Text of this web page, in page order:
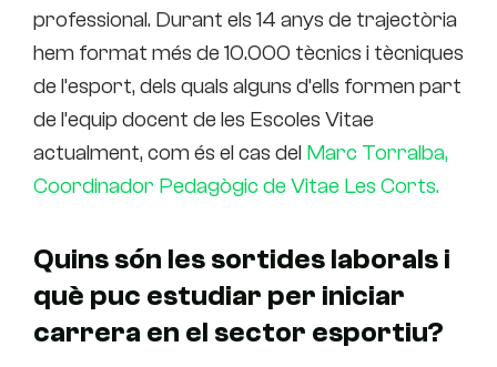
professional. Durant els 14 anys de trajectòria
hem format més de 10.000 tècnics i tècniques
de l’esport, dels quals alguns d’ells formen part
de l’equip docent de les Escoles Vitae
actualment, com és el cas del Marc Torralba,
Coordinador Pedagògic de Vitae Les Corts.
Quins són les sortides laborals i
què puc estudiar per iniciar
carrera en el sector esportiu?